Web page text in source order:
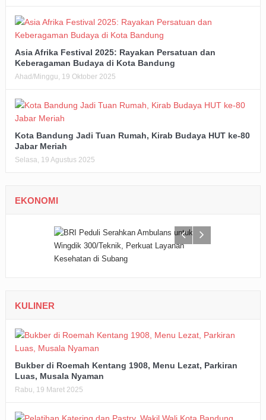
Asia Afrika Festival 2025: Rayakan Persatuan dan
Keberagaman Budaya di Kota Bandung
Ahad/Minggu, 19 Oktober 2025
Kota Bandung Jadi Tuan Rumah, Kirab Budaya HUT ke-80
Jabar Meriah
Selasa, 19 Agustus 2025
EKONOMI
KULINER
Bukber di Roemah Kentang 1908, Menu Lezat, Parkiran
Luas, Musala Nyaman
Rabu, 19 Maret 2025